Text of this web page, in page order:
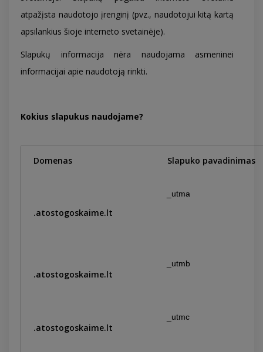
atpažįsta naudotojo įrenginį (pvz., naudotojui kitą kartą
apsilankius šioje interneto svetainėje).
Slapukų informacija nėra naudojama asmeninei
informacijai apie naudotoją rinkti.
Kokius slapukus naudojame?
Domenas Slapuko pavadinimas
.atostogoskaime.lt
_utma
.atostogoskaime.lt
_utmb
.atostogoskaime.lt
_utmc